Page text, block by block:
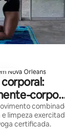
Nova Orleans
corpo
limpeza
certificada.